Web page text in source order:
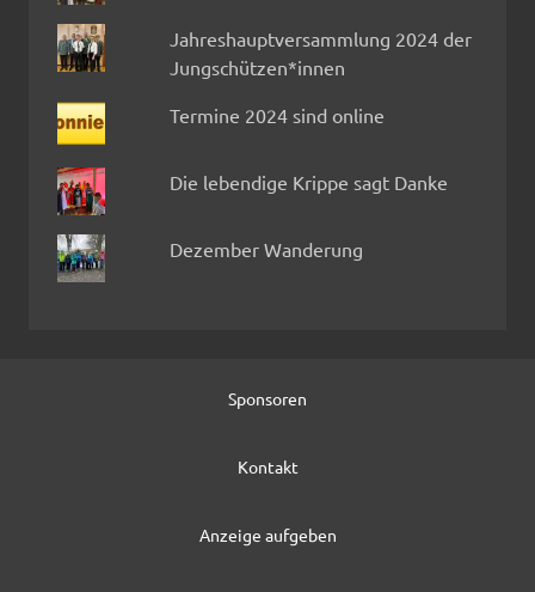
Jahreshauptversammlung 2024 der
Jungschützen*innen
Termine 2024 sind online
Die lebendige Krippe sagt Danke
Dezember Wanderung
Sponsoren
Kontakt
Anzeige aufgeben